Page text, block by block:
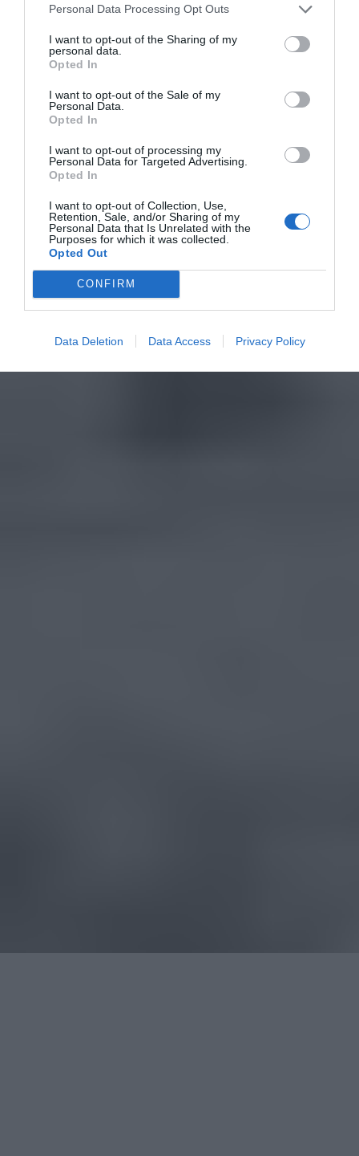
Personal Data Processing Opt Outs
I want to opt-out of the Sharing of my
personal data.
Opted In
I want to opt-out of the Sale of my
Personal Data.
Opted In
I want to opt-out of processing my
Personal Data for Targeted Advertising.
Opted In
I want to opt-out of Collection, Use,
Retention, Sale, and/or Sharing of my
Personal Data that Is Unrelated with the
Purposes for which it was collected.
Opted Out
CONFIRM
Data Deletion Data Access Privacy Policy